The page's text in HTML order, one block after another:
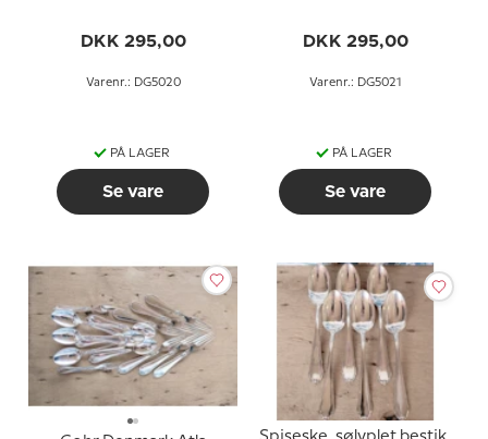
DKK 295,00
Varenr.: DG5020
PÅ LAGER
Se vare
DKK 295,00
Varenr.: DG5021
PÅ LAGER
Se vare